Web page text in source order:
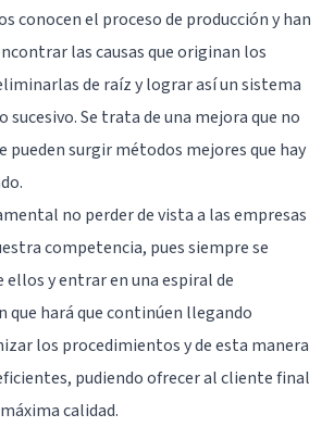
conocen el proceso de producción y han
las causas que originan los
de raíz y lograr así un sistema
sucesivo. Se trata de una mejora que no
pueden surgir métodos mejores que hay
no perder de vista a las empresas
competencia, pues siempre se
ellos y entrar en una espiral de
hará que continúen llegando
los procedimientos y de esta manera
pudiendo ofrecer al cliente final
calidad.